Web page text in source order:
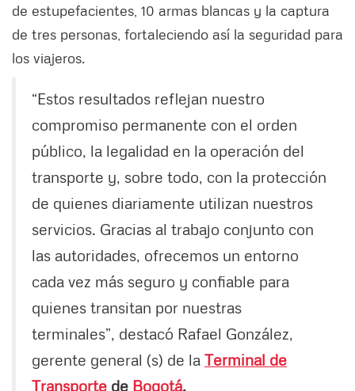
de estupefacientes, 10 armas blancas y la captura
de tres personas, fortaleciendo así la seguridad para
los viajeros.
“Estos resultados reflejan nuestro
compromiso permanente con el orden
público, la legalidad en la operación del
transporte y, sobre todo, con la protección
de quienes diariamente utilizan nuestros
servicios. Gracias al trabajo conjunto con
las autoridades, ofrecemos un entorno
cada vez más seguro y confiable para
quienes transitan por nuestras
terminales”, destacó Rafael González,
gerente general (s) de la Terminal de
Transporte de Bogotá.